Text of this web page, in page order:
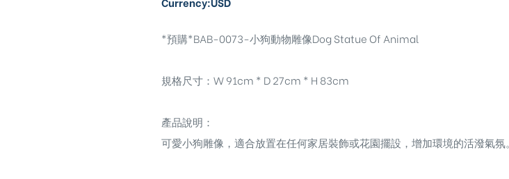
*預購*BAB-0073-小狗動物雕像Dog Statue Of Animal
規格尺寸：W 91cm * D 27cm * H 83cm
產品說明：
可愛小狗雕像，適合放置在任何家居裝飾或花園擺設，增加環境的活潑氣氛。